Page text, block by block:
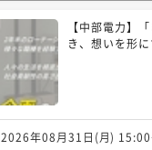
【中部電力】
き、想いを形
2026年08月31日(月)